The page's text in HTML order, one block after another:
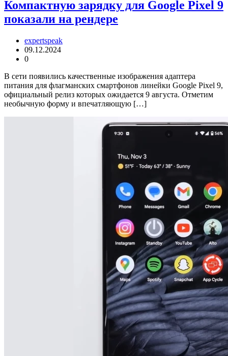
Компактную зарядку для Google Pixel 9
показали на рендере
expertspeak
09.12.2024
0
В сети появились качественные изображения адаптера
питания для флагманских смартфонов линейки Google Pixel 9,
официальный релиз которых ожидается 9 августа. Отметим
необычную форму и впечатляющую […]